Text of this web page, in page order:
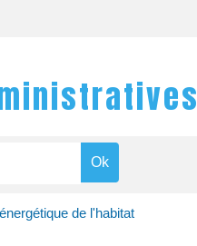
de l'habitat